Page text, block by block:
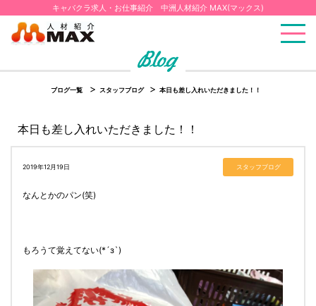
キャバクラ求人・お仕事紹介 中洲人材紹介 MAX(マックス)
ブログ一覧 スタッフブログ 本日も差し入れいただきました！！
本日も差し入れいただきました！！
2019年12月19日 スタッフブログ
なんとかのパン(笑)
もろうて覚えてない(*´з`)